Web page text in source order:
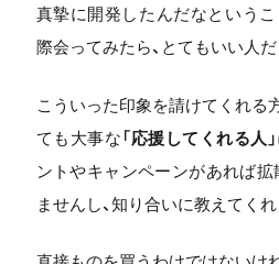
真摯に開発したんだなという
際会ってみたら、とてもいい人
こういった印象を請けてくれる
ても大事な「応援してくれる人
ントやキャンペーンがあれば
ませんし、知り合いに教えてく